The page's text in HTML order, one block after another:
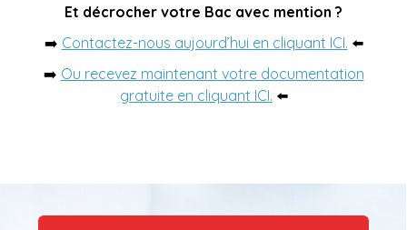
Et décrocher votre Bac avec mention ?
➡️ Contactez-nous aujourd’hui en cliquant ICI. ⬅️
➡️ Ou recevez maintenant votre documentation
gratuite en cliquant ICI. ⬅️